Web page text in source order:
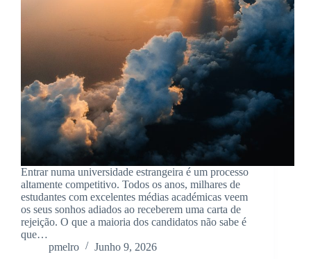
Entrar numa universidade estrangeira é um processo
altamente competitivo. Todos os anos, milhares de
estudantes com excelentes médias académicas veem
os seus sonhos adiados ao receberem uma carta de
rejeição. O que a maioria dos candidatos não sabe é
que…
pmelro
Junho 9, 2026